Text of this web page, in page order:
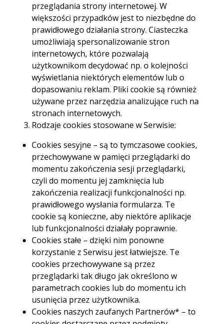
Jak wypełnić PCC-3
przy zakupie
nieruchomości?
Praktyczny
przewodnik
Zakup własnego mieszkania to spełnienie marzeń,
problemów, warto wiedzieć, jak wypełnić druk PCC-
3 i w jakim terminie złożyć deklarację. Dopełnienie
tej powinności podatkowej jest prostsze, niż
mogłoby się wydawać.
Spis treści
Czym jest podatek PCC i
przeglądania strony internetowej. W
większości przypadków jest to niezbędne do
prawidłowego działania strony. Ciasteczka
umożliwiają spersonalizowanie stron
internetowych, które pozwalają
użytkownikom decydować np. o kolejności
wyświetlania niektórych elementów lub o
dopasowaniu reklam. Pliki cookie są również
używane przez narzędzia analizujące ruch na
stronach internetowych.
Rodzaje cookies stosowane w Serwisie:
Cookies sesyjne – są to tymczasowe cookies,
przechowywane w pamięci przeglądarki do
momentu zakończenia sesji przeglądarki,
czyli do momentu jej zamknięcia lub
zakończenia realizacji funkcjonalności np.
prawidłowego wysłania formularza. Te
cookie są konieczne, aby niektóre aplikacje
lub funkcjonalności działały poprawnie.
Cookies stałe – dzięki nim ponowne
korzystanie z Serwisu jest łatwiejsze. Te
cookies przechowywane są przez
przeglądarki tak długo jak określono w
parametrach cookies lub do momentu ich
usunięcia przez użytkownika.
Cookies naszych zaufanych Partnerów* – to